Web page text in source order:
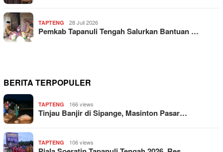
TAPTENG 28 Juli 2026
Pemkab Tapanuli Tengah Salurkan Bantuan …
BERITA TERPOPULER
TAPTENG 166 views
Tinjau Banjir di Sipange, Masinton Pasar…
TAPTENG 106 views